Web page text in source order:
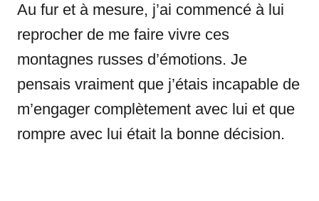
Au fur et à mesure, j’ai commencé à lui
reprocher de me faire vivre ces
montagnes russes d’émotions. Je
pensais vraiment que j’étais incapable de
m’engager complètement avec lui et que
rompre avec lui était la bonne décision.